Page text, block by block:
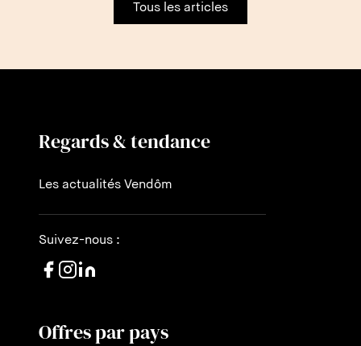
Tous les articles
Regards & tendance
Les actualités Vendôm
Suivez-nous :
Offres par pays